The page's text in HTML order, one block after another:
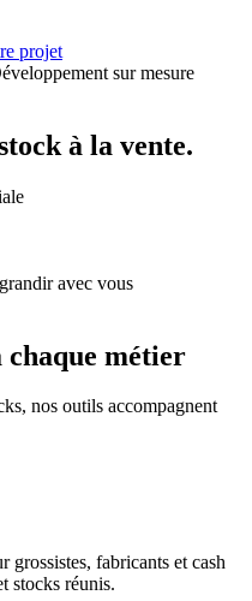
projet
sur mesure
à la vente.
avec vous
chaque métier
nos outils accompagnent
grossistes, fabricants et cash
stocks réunis.